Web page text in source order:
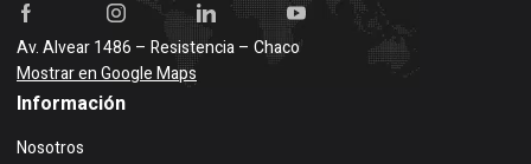
Av. Alvear 1486 – Resistencia – Chaco
Mostrar en Google Maps
Información
Nosotros